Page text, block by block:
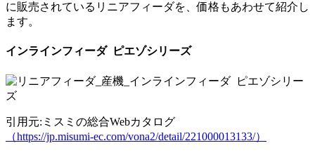
に販売されているリニアフィーダを、価格もあわせて紹介し
ます。
インラインフィーダ ピエゾシリーズ
引用元:ミスミの総合Webカタログ
（https://jp.misumi-ec.com/vona2/detail/221000013133/）